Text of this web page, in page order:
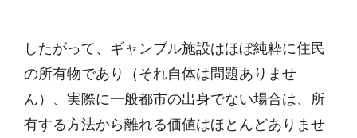
したがって、ギャンブル施設はほぼ純粋に住民
の所有物であり（それ自体は問題ありませ
ん）、実際に一般都市の出身でない場合は、所
有する方法から離れる価値はほとんどありませ